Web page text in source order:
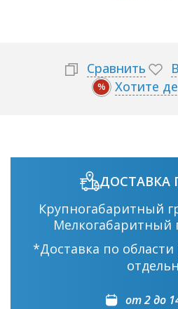
Сравнить
% Хотите
ДОСТАВКА
Крупногабаритный
Мелкогабаритный
*Доставка по области
от 2 до